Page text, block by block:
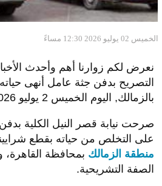
الخميس 02 يوليو 2026 12:30 مساءً
نعرض لكم زوارنا أهم وأحدث
التصريح بدفن جثة عامل أنهى
بالزمالك, اليوم الخميس 2 يوليو 2026 12:30 مساءً
صرحت نيابة قصر النيل الكلية
على التخلص من حياته بقطع
منطقة الزمالك بمحافظة
الصفة التشريحية.